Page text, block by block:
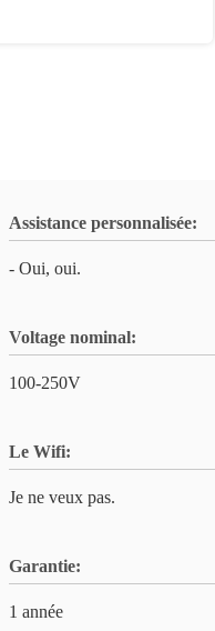
Assistance personnalisée:
- Oui, oui.
Voltage nominal:
100-250V
Le Wifi:
Je ne veux pas.
Garantie:
1 année